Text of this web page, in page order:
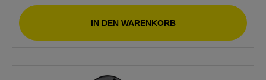
IN DEN WARENKORB